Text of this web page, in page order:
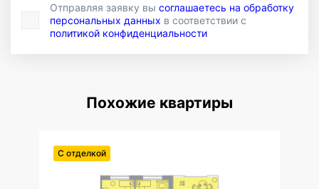
Отправляя заявку вы соглашаетесь на обработку
персональных данных в соответствии с
политикой конфиденциальности
Похожие квартиры
С отделкой